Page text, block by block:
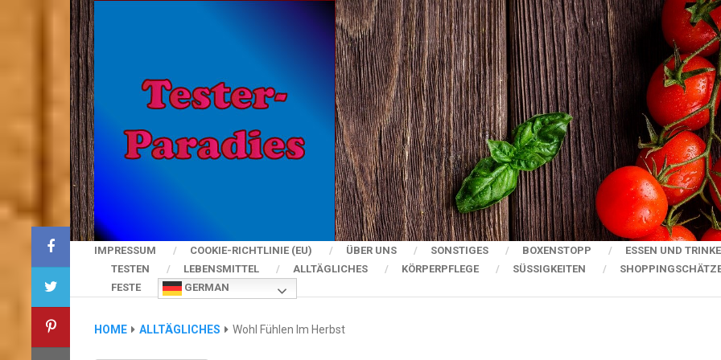
IMPRESSUM COOKIE-RICHTLINIE (EU) ÜBER UNS SONSTIGES BOXENSTOPP
ESSEN UND
TESTEN
LEBENSMITTEL ALLTÄGLICHES KÖRPERPFLEGE SÜSSIGKEITEN
FESTE
GERMAN
HOME ALLTÄGLICHES Wohl Fühlen Im Herbst